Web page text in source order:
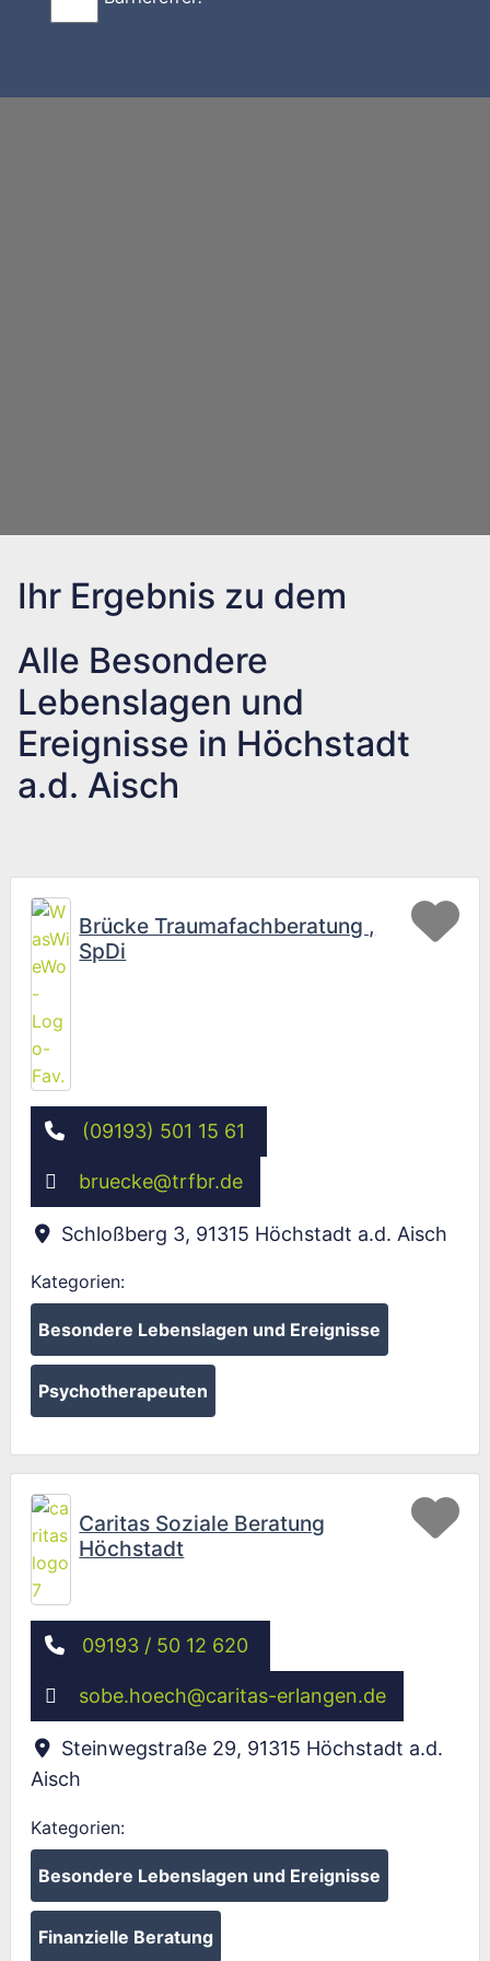
Ihr Ergebnis zu dem
Alle Besondere
Lebenslagen und
Ereignisse in Höchstadt
a.d. Aisch
Brücke Traumafachberatung ,
SpDi
(09193) 501 15 61
bruecke@trfbr.de
Schloßberg 3, 91315 Höchstadt a.d. Aisch
Kategorien:
Besondere Lebenslagen und Ereignisse
Psychotherapeuten
Caritas Soziale Beratung
Höchstadt
09193 / 50 12 620
sobe.hoech@caritas-erlangen.de
Steinwegstraße 29, 91315 Höchstadt a.d.
Aisch
Kategorien:
Besondere Lebenslagen und Ereignisse
Finanzielle Beratung